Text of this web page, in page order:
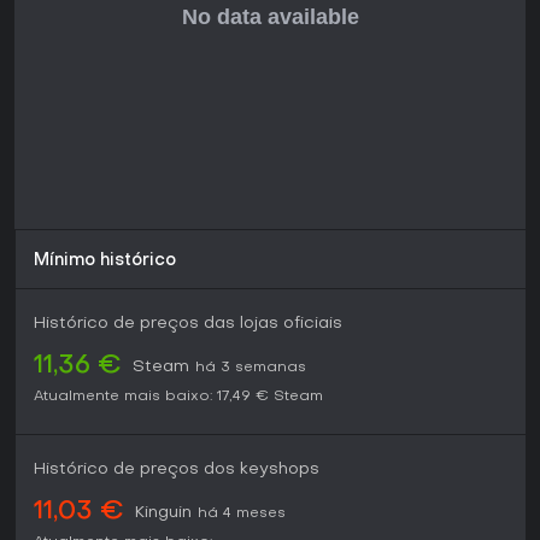
Mínimo histórico
Histórico de preços das lojas oficiais
11,36 € Steam
há 3 semanas
Atualmente mais baixo: 17,49 € Steam
Histórico de preços dos keyshops
11,03 € Kinguin
há 4 meses